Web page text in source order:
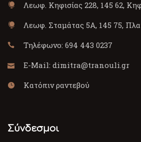
Λεωφ. Κηφισίας 228, 145 62,
Λεωφ. Σταμάτας 5Α, 145 75,
Τηλέφωνο: 694 443 0237
E-Mail: dimitra@tranouli.gr
Κατόπιν ραντεβού
Σύνδεσμοι